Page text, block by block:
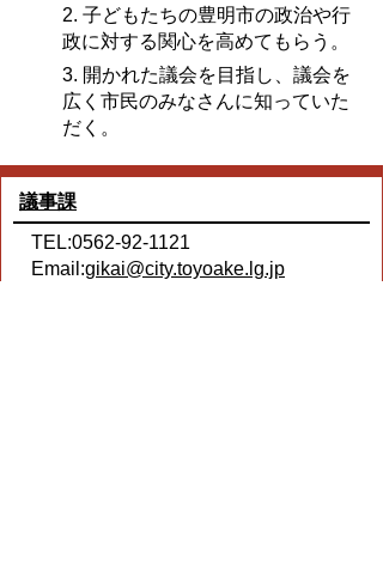
2. 子どもたちの豊明市の政治や行
政に対する関心を高めてもらう。
3. 開かれた議会を目指し、議会を
広く市民のみなさんに知っていた
だく。
議事課
TEL:0562-92-1121
Email:gikai@city.toyoake.lg.jp